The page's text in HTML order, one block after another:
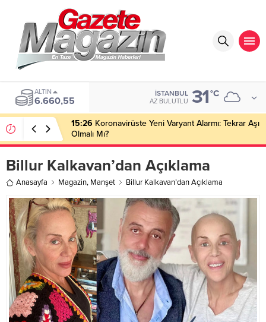
ALTIN
6.660,55
İSTANBUL
AZ BULUTLU 31°C
15:26 Koronavirüste Yeni Varyant Alarmı: Tekrar Aşı
Olmalı Mı?
Billur Kalkavan’dan Açıklama
Anasayfa Magazin, Manşet Billur Kalkavan’dan Açıklama